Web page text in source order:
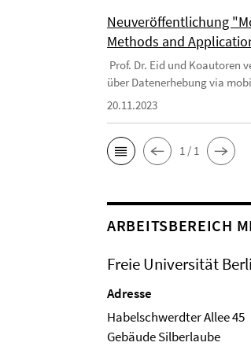
Neuveröffentlichung
Methods and
Prof. Dr. Eid und Koautoren
über Datenerhebung via
20.11.2023
1 / 1
ARBEITSBEREICH
Freie Universität
Adresse
Habelschwerdter Allee 45
Ge­bäude Silberlaube